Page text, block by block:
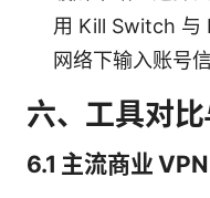
用 Kill Switch 与
网络下输入账号信
六、工具对
6.1 主流商业